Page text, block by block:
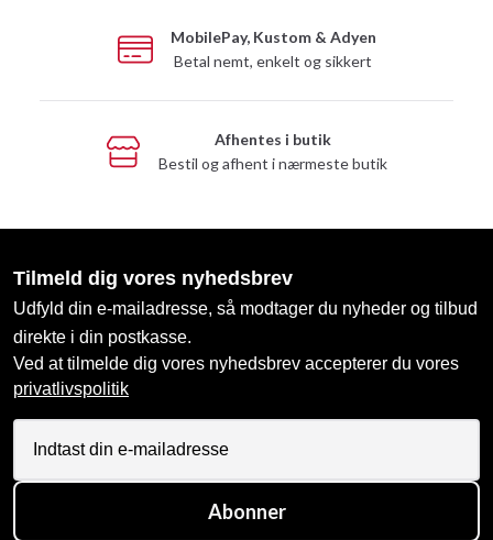
MobilePay, Kustom & Adyen
Betal nemt, enkelt og sikkert
Afhentes i butik
Bestil og afhent i nærmeste butik
Tilmeld dig vores nyhedsbrev
Udfyld din e-mailadresse, så modtager du nyheder og tilbud
direkte i din postkasse.
Ved at tilmelde dig vores nyhedsbrev accepterer du vores
privatlivspolitik
Abonner